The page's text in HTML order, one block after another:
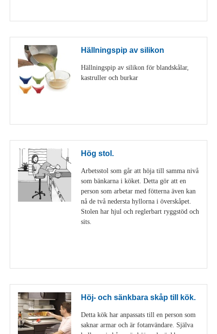
Hällningspip av silikon
Hällningspip av silikon för blandskålar,
kastruller och burkar
Hög stol.
Arbetsstol som går att höja till samma nivå
som bänkarna i köket. Detta gör att en
person som arbetar med fötterna även kan
nå de två nedersta hyllorna i överskåpet.
Stolen har hjul och reglerbart ryggstöd och
sits.
Höj- och sänkbara skåp till kök.
Detta kök har anpassats till en person som
saknar armar och är fotanvändare. Själva